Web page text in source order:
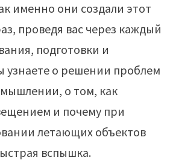
именно они создали этот
проведя вас через каждый
подготовки и
узнаете о решении проблем
о том, как
и почему при
летающих объектов
вспышка.